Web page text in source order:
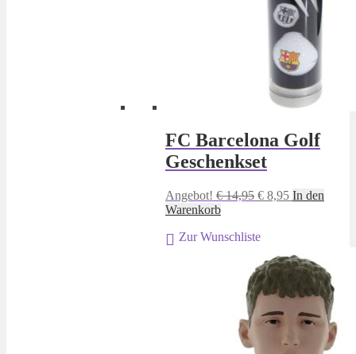
FC Barcelona Golf
Geschenkset
Angebot! €14,95 Ursprünglicher
€ 14,95
€ 8,95Aktueller
In den
Warenkorb
Zur Wunschliste